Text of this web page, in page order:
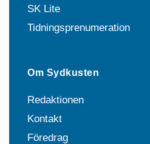
SK Lite
Tidningsprenumeration
Om Sydkusten
Redaktionen
Kontakt
Föredrag